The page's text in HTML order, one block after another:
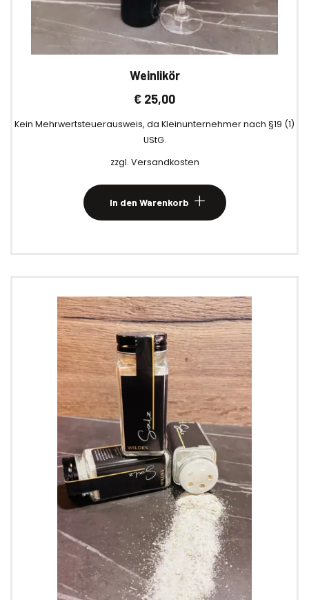
Weinlikör
€ 25,00
Kein Mehrwertsteuerausweis, da Kleinunternehmer nach §19 (1)
UStG.
zzgl. Versandkosten
In den Warenkorb